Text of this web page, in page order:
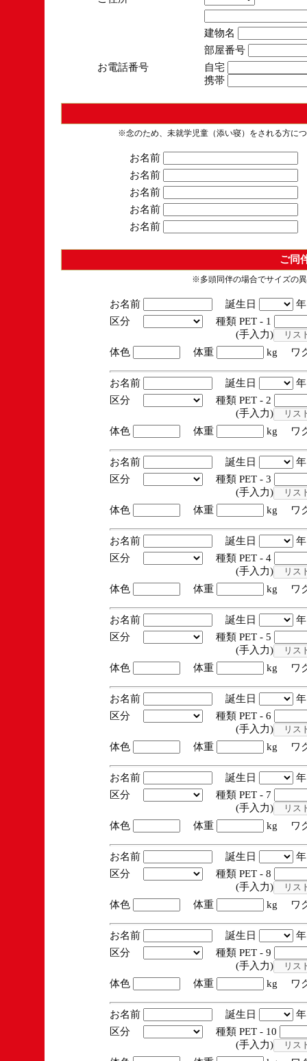
建物名
部屋番号
お電話番号
自宅
携帯
※念のため、未就学児童（添い寝）をされる方に
お名前
お名前
お名前
お名前
お名前
ご同
※多頭同伴の場合でサイズの
お名前 誕生日
区分
種類 PET - 1
(手入力)
体色
体重 kg ワ
お名前 誕生日
区分
種類 PET - 2
(手入力)
体色
体重 kg ワ
お名前 誕生日
区分
種類 PET - 3
(手入力)
体色
体重 kg ワ
お名前 誕生日
区分
種類 PET - 4
(手入力)
体色
体重 kg ワ
お名前 誕生日
区分
種類 PET - 5
(手入力)
体色
体重 kg ワ
お名前 誕生日
区分
種類 PET - 6
(手入力)
体色
体重 kg ワ
お名前 誕生日
区分
種類 PET - 7
(手入力)
体色
体重 kg ワ
お名前 誕生日
区分
種類 PET - 8
(手入力)
体色
体重 kg ワ
お名前 誕生日
区分
種類 PET - 9
(手入力)
体色
体重 kg ワ
お名前 誕生日
区分
種類 PET - 10
(手入力)